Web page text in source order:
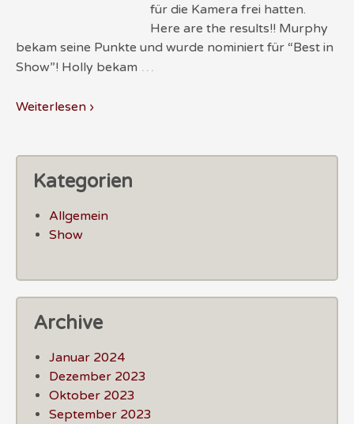
für die Kamera frei hatten.
Here are the results!! Murphy
bekam seine Punkte und wurde nominiert für “Best in
Show”! Holly bekam …
Weiterlesen ›
Kategorien
Allgemein
Show
Archive
Januar 2024
Dezember 2023
Oktober 2023
September 2023